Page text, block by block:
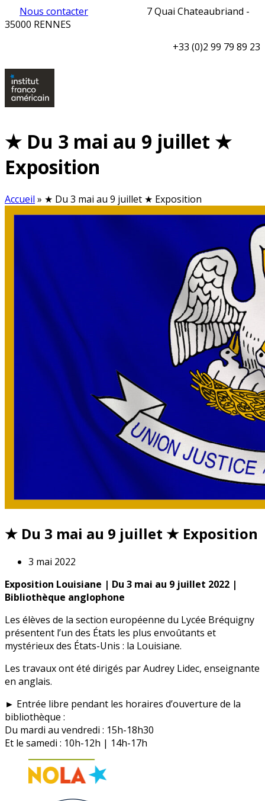
Nous contacter
7 Quai Chateaubriand -
35000 RENNES
+33 (0)2 99 79 89 23
★ Du 3 mai au 9 juillet ★
Exposition
Accueil » ★ Du 3 mai au 9 juillet ★ Exposition
★ Du 3 mai au 9 juillet ★ Exposition
3 mai 2022
Exposition Louisiane | Du 3 mai au 9 juillet 2022 |
Bibliothèque anglophone
Les élèves de la section européenne du Lycée Bréquigny
présentent l’un des États les plus envoûtants et
mystérieux des États-Unis : la Louisiane.
Les travaux ont été dirigés par Audrey Lidec, enseignante
en anglais.
► Entrée libre pendant les horaires d’ouverture de la
bibliothèque :
Du mardi au vendredi : 15h-18h30
Et le samedi : 10h-12h | 14h-17h